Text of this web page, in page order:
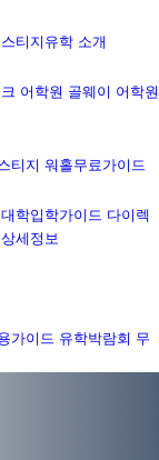
티지유학 소개
어학원 골웨이 어학원
티지 워홀무료가이드
대학입학가이드 다이렉
세정보
가이드 유학박람회 무